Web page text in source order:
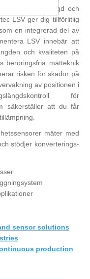
mätning av längd och
LSV ger dig tillförlitlig
en integrerad del av
LSV innebär att
och kvaliteten på
beröringsfria mätteknik
risken för skador på
av positionen i
för
säkerställer att du får
mäter med
stödjer konverterings-
sensor solutions
production